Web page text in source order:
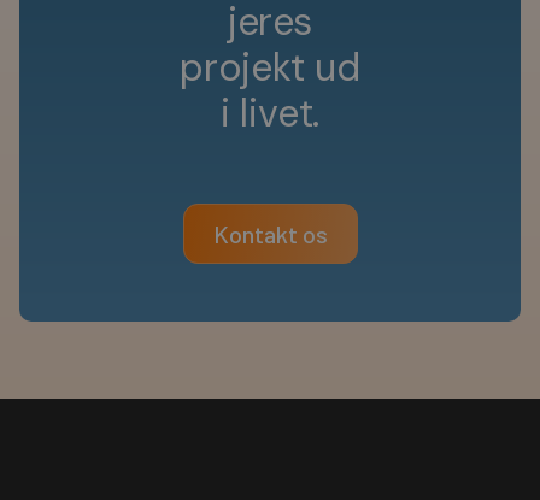
jeres
projekt ud
i livet.
Kontakt os